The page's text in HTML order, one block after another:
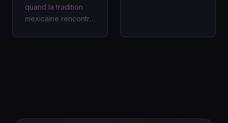
quand la tradition
mexicaine rencontre